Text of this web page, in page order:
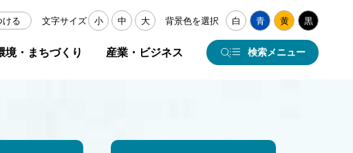
ける 文字サイズ 小 中 大 背景色を選択 白 青 黄 黒
境・まちづくり 産業・ビジネス 検索メニュー